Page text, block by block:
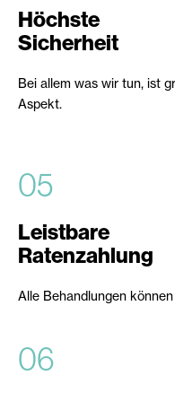
Höchste
Sicherheit
Bei allem was wir tun, ist
Aspekt.
05
Leistbare
Ratenzahlung
Alle Behandlungen
06